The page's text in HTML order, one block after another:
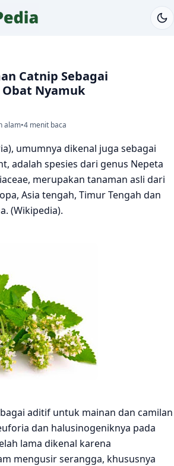
Catnip Sebagai
Nyamuk
alam•4 menit baca
umumnya dikenal juga sebagai
adalah spesies dari genus Nepeta
merupakan tanaman asli dari
Asia tengah, Timur Tengah dan
(Wikipedia).
aditif untuk mainan dan camilan
dan halusinogeniknya pada
lama dikenal karena
mengusir serangga, khususnya